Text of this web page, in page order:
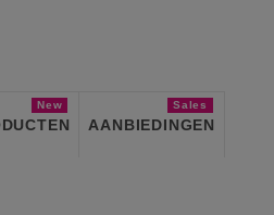
New
AANBIEDINGEN
Sales